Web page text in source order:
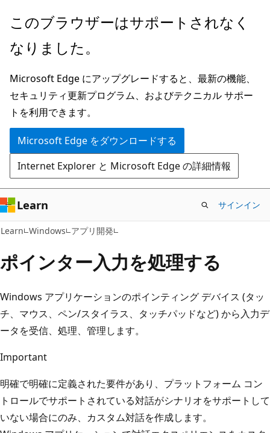
メ
ン
ン
テ
ン
ツ
に
ス
キ
ッ
プ
このブラウザーはサポートされなく
なりました。
Microsoft Edge にアップグレードすると、最新の機能、
セキュリティ更新プログラム、およびテクニカル サポー
トを利用できます。
Microsoft Edge をダウンロードする
Internet Explorer と Microsoft Edge の詳細情報
Learn サインイン
Learn Windows アプリ開発
ポインター入力を処理する
Windows アプリケーションのポインティング デバイス (タッ
チ、マウス、ペン/スタイラス、タッチパッドなど) から入力デ
ータを受信、処理、管理します。
Important
明確で明確に定義された要件があり、プラットフォーム コン
トロールでサポートされている対話がシナリオをサポートして
いない場合にのみ、カスタム対話を作成します。